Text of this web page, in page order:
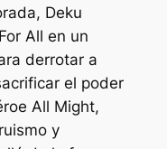
Deku
All en un
derrotar a
el poder
All Might,
y